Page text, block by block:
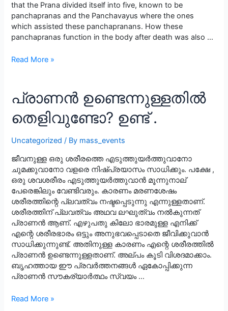
that the Prana divided itself into five, known to be
panchapranas and the Panchavayus where the ones
which assisted these panchapranans. How these
panchapranas function in the body after death was also …
Pranan
health!!!
Read More »
പ്രാണൻ ഉണ്ടെന്നുള്ളതിൽ
തെളിവുണ്ടോ? ഉണ്ട് .
Uncategorized / By mass_events
ജീവനുള്ള ഒരു ശരീരത്തെ എടുത്തുയർത്തുവാനോ
ചുമക്കുവാനോ വളരെ നിഷ്പ്രയാസം സാധിക്കും. പക്ഷേ ,
ഒരു ശവശരീരം എടുത്തുയർത്തുവാൻ മൂന്നുനാല്
പേരെങ്കിലും വേണ്ടിവരും. കാരണം മരണശേഷം
ശരീരത്തിന്റെ പ്ലവത്വം നഷ്ടപ്പെടുന്നു എന്നുള്ളതാണ്.
ശരീരത്തിന് പ്ലവത്വം അഥവ ലഘുത്വം നൽകുന്നത്
പ്രാണൻ ആണ്. എഴുപതു കിലോ ഭാരമുള്ള എനിക്ക്
എന്റെ ശരീരഭാരം ഒട്ടും അനുഭവപ്പെടാതെ ജീവിക്കുവാൻ
സാധിക്കുന്നുണ്ട്. അതിനുള്ള കാരണം എന്റെ ശരീരത്തിൽ
പ്രാണൻ ഉണ്ടെന്നുള്ളതാണ്. അല്പം കൂടി വിശദമാക്കാം.
ബൃഹത്തായ ഈ പ്രവർത്തനങ്ങൾ ഏകോപ്പിക്കുന്ന
പ്രാണൻ സൗകര്യാർത്ഥം സ്വയം …
പ്രാണൻ
Read More »